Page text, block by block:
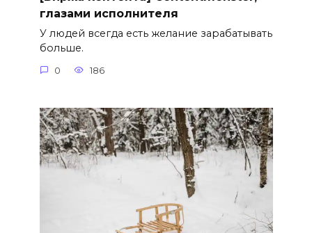
глазами исполнителя
У людей всегда есть желание зарабатывать
больше.
0 186